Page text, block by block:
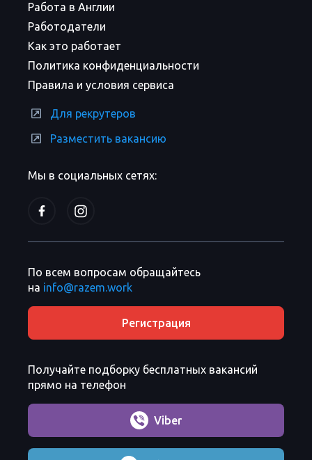
Мы в социальных сетях:
Работа в Англии
Работодатели
Как это работает
Политика конфиденциальности
Правила и условия сервиса
Для рекрутеров
Разместить вакансию
По всем вопросам обращайтесь
на info@razem.work
Регистрация
Получайте подборку бесплатных вакансий
прямо на телефон
Viber